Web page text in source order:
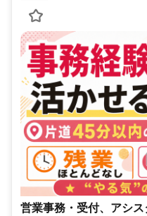
営業事務・受付、アシ